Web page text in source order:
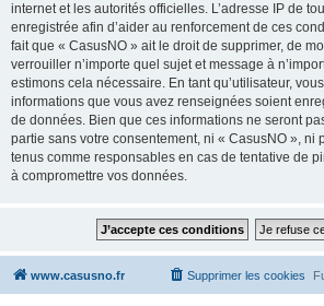
internet et les autorités officielles. L’adresse IP de
enregistrée afin d’aider au renforcement de ces
fait que « CasusNO » ait le droit de supprimer, de
verrouiller n’importe quel sujet et message à
estimons cela nécessaire. En tant qu’utilisateur,
informations que vous avez renseignées soient
de données. Bien que ces informations ne seront
partie sans votre consentement, ni « CasusNO », ni
tenus comme responsables en cas de tentative de
à compromettre vos données.
www.casusno.fr Supprimer les cookies